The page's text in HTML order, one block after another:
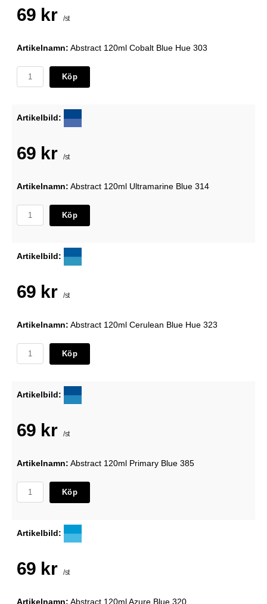
69 kr /st
Artikelnamn: Abstract 120ml Cobalt Blue Hue 303
Köp
Artikelbild:
69 kr /st
Artikelnamn: Abstract 120ml Ultramarine Blue 314
Köp
Artikelbild:
69 kr /st
Artikelnamn: Abstract 120ml Cerulean Blue Hue 323
Köp
Artikelbild:
69 kr /st
Artikelnamn: Abstract 120ml Primary Blue 385
Köp
Artikelbild:
69 kr /st
Artikelnamn: Abstract 120ml Azure Blue 320